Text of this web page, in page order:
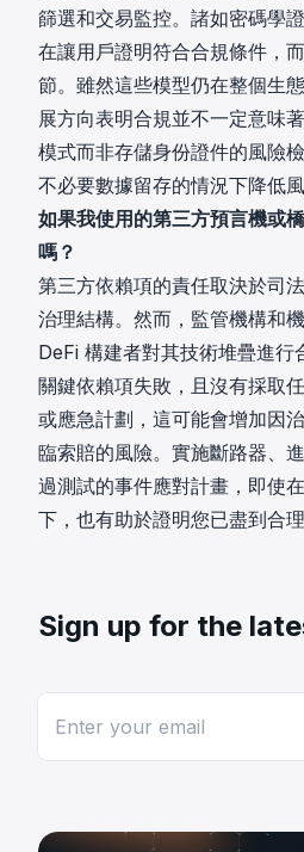
篩選和交易監控。諸如密碼學
在讓用戶證明符合合規條件，
節。雖然這些模型仍在整個生
展方向表明合規並不一定意味
模式而非存儲身份證件的風險
不必要數據留存的情況下降低風
如果我使用的第三方預言機或
嗎？
第三方依賴項的責任取決於司
治理結構。然而，監管機構和
DeFi 構建者對其技術堆疊進行
關鍵依賴項失敗，且沒有採取
或應急計劃，這可能會增加因
臨索賠的風險。實施斷路器、
過測試的事件應對計畫，即使
下，也有助於證明您已盡到合理
Sign up for the